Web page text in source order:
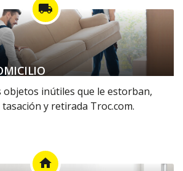
local_shipping
objetos inútiles que le estorban,
y retirada Troc.com.
home